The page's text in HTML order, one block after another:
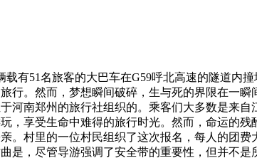
有51名旅客的大巴车在G59呼北高速的隧道内
行。然而，梦想瞬间破碎，生与死的界限在一
河南郑州的旅行社组织的。乘客们大多数是来
，享受生命中难得的旅行时光。然而，命运的
村里的一位村民组织了这次报名，每人的团
是，尽管导游强调了安全带的重要性，但并不